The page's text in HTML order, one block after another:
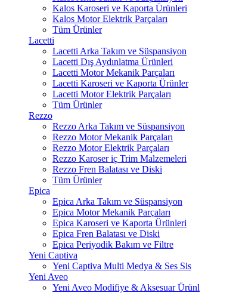
Kalos Karoseri ve Kaporta Ürünleri
Kalos Motor Elektrik Parçaları
Tüm Ürünler
Lacetti
Lacetti Arka Takım ve Süspansiyon
Lacetti Dış Aydınlatma Ürünleri
Lacetti Motor Mekanik Parçaları
Lacetti Karoseri ve Kaporta Ürünler
Lacetti Motor Elektrik Parçaları
Tüm Ürünler
Rezzo
Rezzo Arka Takım ve Süspansiyon
Rezzo Motor Mekanik Parçaları
Rezzo Motor Elektrik Parçaları
Rezzo Karoser iç Trim Malzemeleri
Rezzo Fren Balatası ve Diski
Tüm Ürünler
Epica
Epica Arka Takım ve Süspansiyon
Epica Motor Mekanik Parçaları
Epica Karoseri ve Kaporta Ürünleri
Epica Fren Balatası ve Diski
Epica Periyodik Bakım ve Filtre
Yeni Captiva
Yeni Captiva Multi Medya & Ses Sis
Yeni Aveo
Yeni Aveo Modifiye & Aksesuar Ürünl